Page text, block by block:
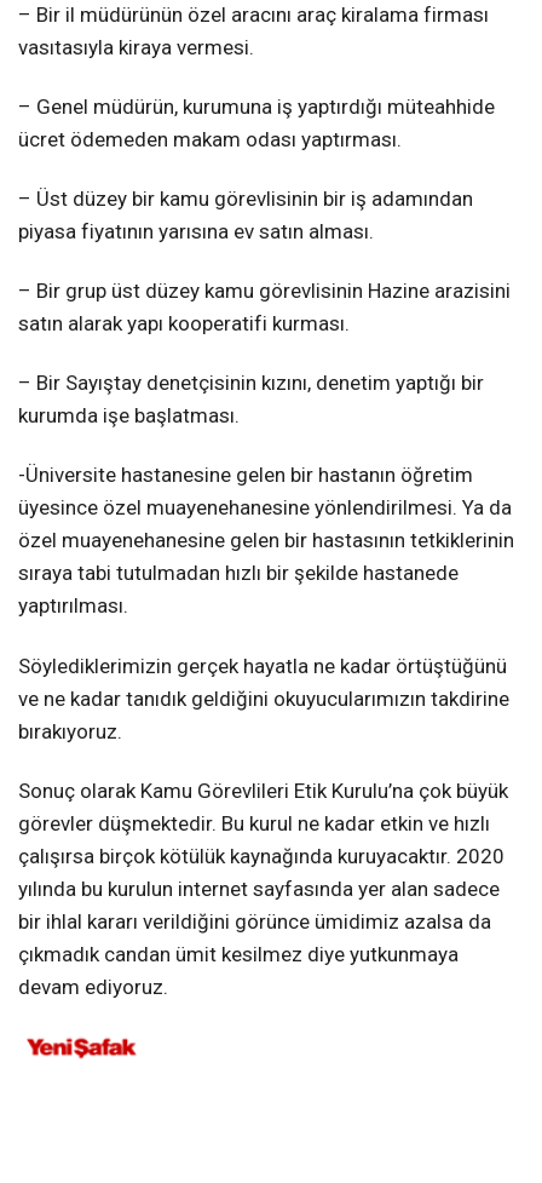
– Bir il müdürünün özel aracını araç kiralama firması
vasıtasıyla kiraya vermesi.
– Genel müdürün, kurumuna iş yaptırdığı müteahhide
ücret ödemeden makam odası yaptırması.
– Üst düzey bir kamu görevlisinin bir iş adamından
piyasa fiyatının yarısına ev satın alması.
– Bir grup üst düzey kamu görevlisinin Hazine arazisini
satın alarak yapı kooperatifi kurması.
– Bir Sayıştay denetçisinin kızını, denetim yaptığı bir
kurumda işe başlatması.
-Üniversite hastanesine gelen bir hastanın öğretim
üyesince özel muayenehanesine yönlendirilmesi. Ya da
özel muayenehanesine gelen bir hastasının tetkiklerinin
sıraya tabi tutulmadan hızlı bir şekilde hastanede
yaptırılması.
Söylediklerimizin gerçek hayatla ne kadar örtüştüğünü
ve ne kadar tanıdık geldiğini okuyucularımızın takdirine
bırakıyoruz.
Sonuç olarak Kamu Görevlileri Etik Kurulu’na çok büyük
görevler düşmektedir. Bu kurul ne kadar etkin ve hızlı
çalışırsa birçok kötülük kaynağında kuruyacaktır. 2020
yılında bu kurulun internet sayfasında yer alan sadece
bir ihlal kararı verildiğini görünce ümidimiz azalsa da
çıkmadık candan ümit kesilmez diye yutkunmaya
devam ediyoruz.